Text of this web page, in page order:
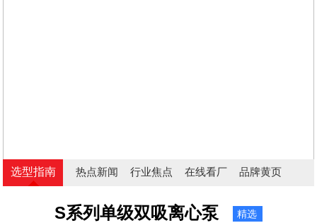
选型指南 热点新闻 行业焦点 在线看厂 品牌黄页
S系列单级双吸离心泵 精选